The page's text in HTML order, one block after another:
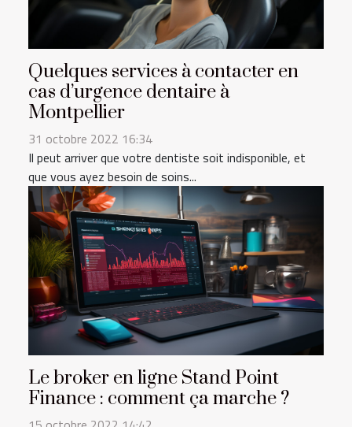
Quelques services à contacter en
cas d’urgence dentaire à
Montpellier
31 octobre 2022 16:34
Il peut arriver que votre dentiste soit indisponible, et
que vous ayez besoin de soins...
Le broker en ligne Stand Point
Finance : comment ça marche ?